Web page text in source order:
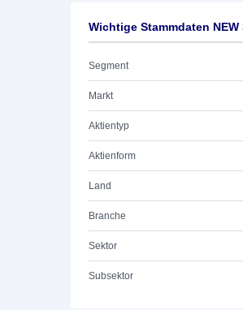
Wichtige Stammdaten NEW
Segment
Markt
Aktientyp
Aktienform
Land
Branche
Sektor
Subsektor